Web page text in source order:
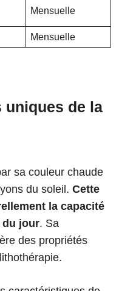
Mensuelle
Mensuelle
uniques de la
sa couleur chaude
du soleil. Cette
la capacité
du jour. Sa
des propriétés